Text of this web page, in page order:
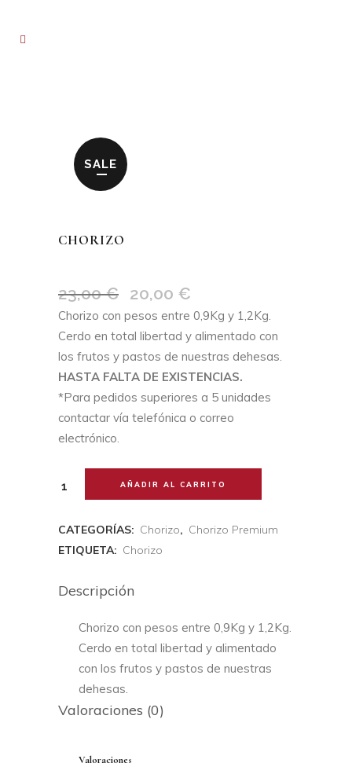
SALE
CHORIZO
23,00€
El
precio
original
era:
23,00 €.
20,00 €
precio
actual
es:
20,00 €.
Chorizo con pesos entre 0,9Kg y 1,2Kg.
Cerdo en total libertad y alimentado con
los frutos y pastos de nuestras dehesas.
HASTA FALTA DE EXISTENCIAS.
*Para pedidos superiores a 5 unidades
contactar vía telefónica o correo
electrónico.
Chorizo
AÑADIR AL CARRITO
CATEGORÍAS: Chorizo, Chorizo Premium
ETIQUETA: Chorizo
Descripción
Chorizo con pesos entre 0,9Kg y 1,2Kg.
Cerdo en total libertad y alimentado
con los frutos y pastos de nuestras
dehesas.
Valoraciones (0)
Valoraciones